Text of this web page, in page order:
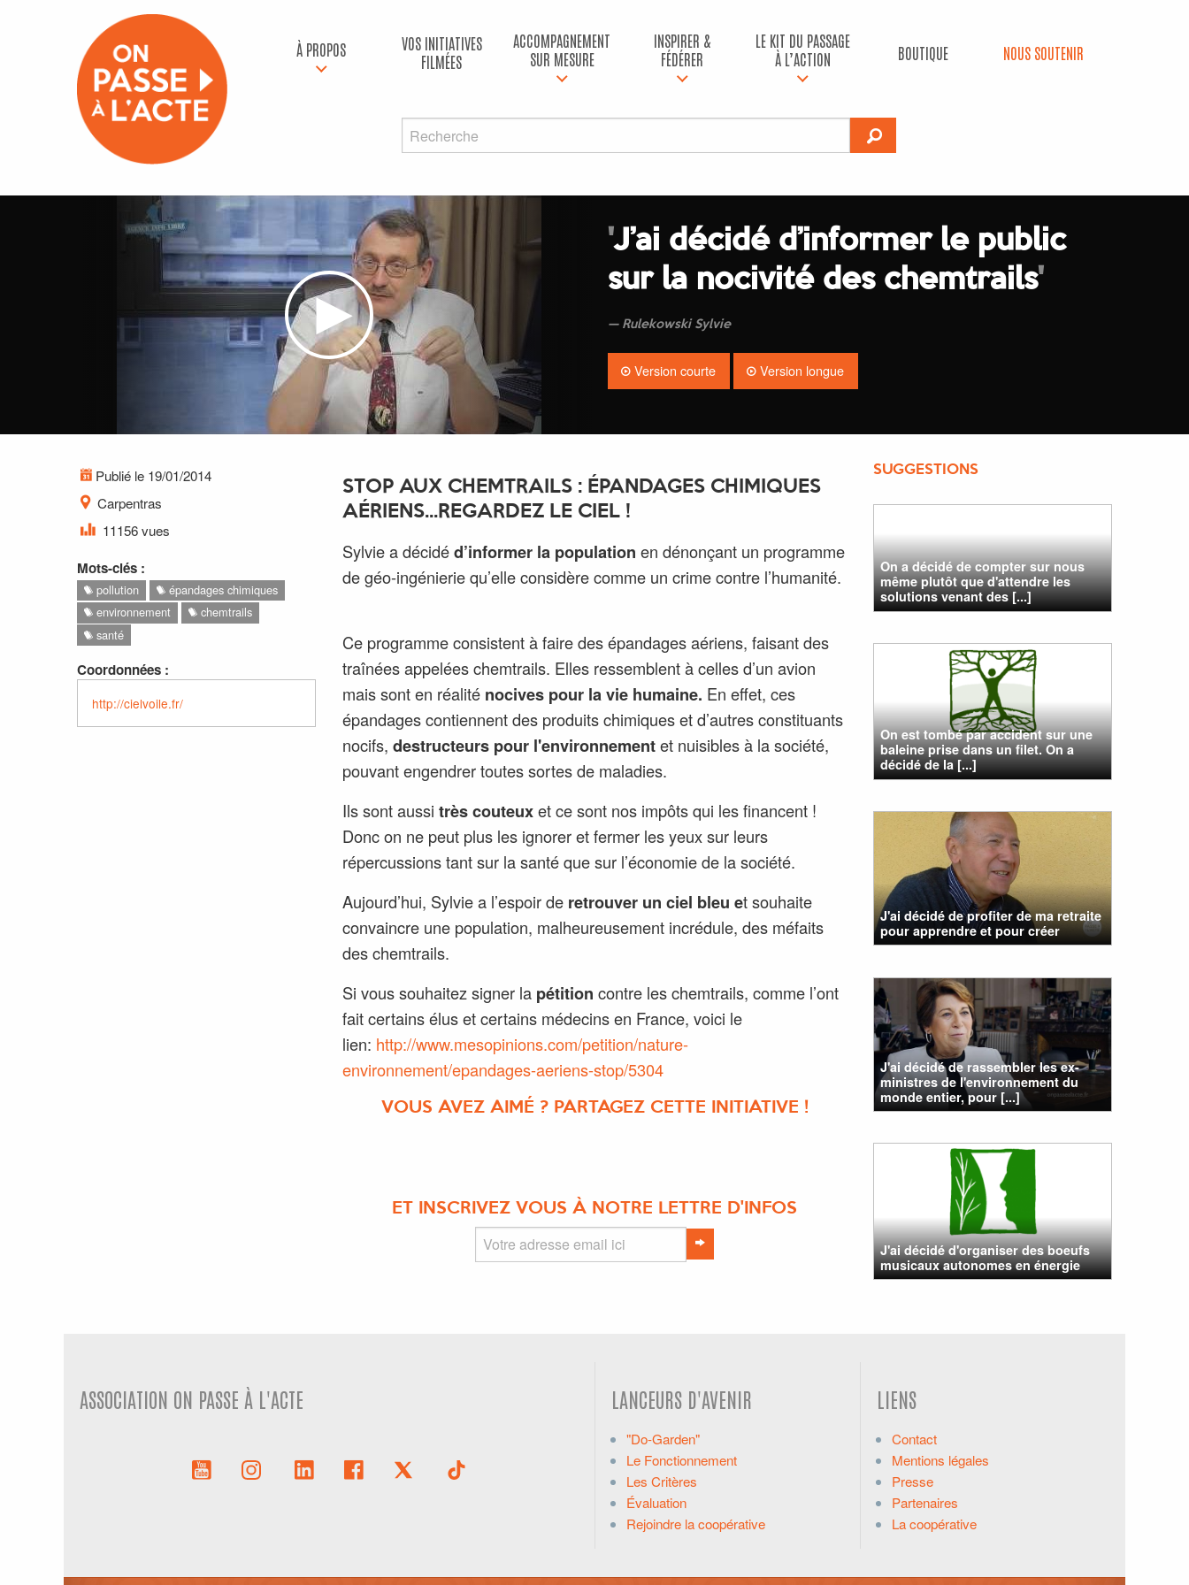
À PROPOS
VOS INITIATIVES
FILMÉES
ACCOMPAGNEMENT
SUR MESURE
INSPIRER &
FÉDÉRER
LE KIT DU PASSAGE
À L’ACTION
BOUTIQUE NOUS SOUTENIR
'J’ai décidé d’informer le public
sur la nocivité des chemtrails'
Rulekowski Sylvie
Version courte Version longue
Publié le 19/01/2014
Carpentras
11156 vues
Mots-clés :
pollution
épandages chimiques
environnement
chemtrails
santé
Coordonnées :
http://cielvoile.fr/
STOP AUX CHEMTRAILS : ÉPANDAGES CHIMIQUES
AÉRIENS...REGARDEZ LE CIEL !
Sylvie a décidéd’informer la population en dénonçant un programme
de géo-ingénieriequ’elle considère comme un crime contre l’humanité.
Ce programme consistent à faire des épandages aériens, faisant des
traînées appelées chemtrails. Elles ressemblent à celles d’un avion
mais sont en réalité nocives pour la vie humaine. En effet, ces
épandages contiennent des produits chimiques et d’autres constituants
nocifs, destructeurs pour l'environnementet nuisibles à la société,
pouvant engendrer toutes sortes de maladies.
Ils sont aussi trèscouteuxet ce sont nos impôts qui les financent !
Donc on ne peut plus les ignorer et fermer les yeux sur leurs
répercussions tant sur la santé que sur l’économie de la société.
Aujourd’hui, Sylvie a l’espoir de retrouver un ciel bleu et souhaite
convaincre une population, malheureusement incrédule, des méfaits
des chemtrails.
Si vous souhaitez signer la pétition contre les chemtrails, comme l’ont
fait certains élus et certains médecins en France, voici le
lien: http://www.mesopinions.com/petition/nature-
environnement/epandages-aeriens-stop/5304
VOUS AVEZ AIMÉ ? PARTAGEZ CETTE INITIATIVE !
ET INSCRIVEZ VOUS À NOTRE LETTRE D'INFOS
SUGGESTIONS
On a décidé de compter sur nous
même plutôt que d'attendre les
solutions venant des [...]
On est tombé par accident sur une
baleine prise dans un filet. On a
décidé de la [...]
J'ai décidé de profiter de ma retraite
pour apprendre et pour créer
J'ai décidé de rassembler les ex-
ministres de l'environnement du
monde entier, pour [...]
J'ai décidé d'organiser des boeufs
musicaux autonomes en énergie
ASSOCIATION ON PASSE À L'ACTE LANCEURS D'AVENIR
"Do-Garden"
Le Fonctionnement
Les Critères
Évaluation
Rejoindre la coopérative
LIENS
Contact
Mentions légales
Presse
Partenaires
La coopérative